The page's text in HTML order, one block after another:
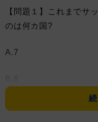
【問題１】これまでサ
のは何カ国?
A.7
C.9